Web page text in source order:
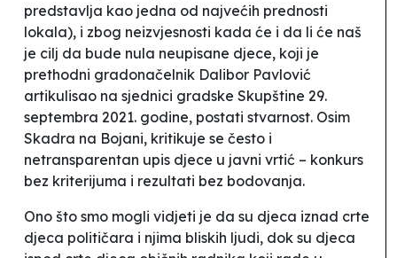
predstavlja kao jedna od najvećih prednosti
lokala), i zbog neizvjesnosti kada će i da li će naš
je cilj da bude nula neupisane djece, koji je
prethodni gradonačelnik Dalibor Pavlović
artikulisao na sjednici gradske Skupštine 29.
septembra 2021. godine, postati stvarnost. Osim
Skadra na Bojani, kritikuje se često i
netransparentan upis djece u javni vrtić – konkurs
bez kriterijuma i rezultati bez bodovanja.
Ono što smo mogli vidjeti je da su djeca iznad crte
djeca političara i njima bliskih ljudi, dok su djeca